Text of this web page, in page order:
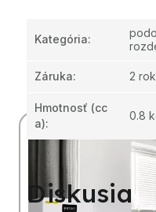
Kategória:
Záruka: 2
Hmotnosť (cc
a):
0.8
Diskusia